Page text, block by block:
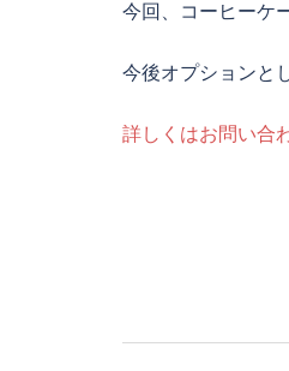
今回、コーヒーケ
今後オプションと
詳しくはお問い合